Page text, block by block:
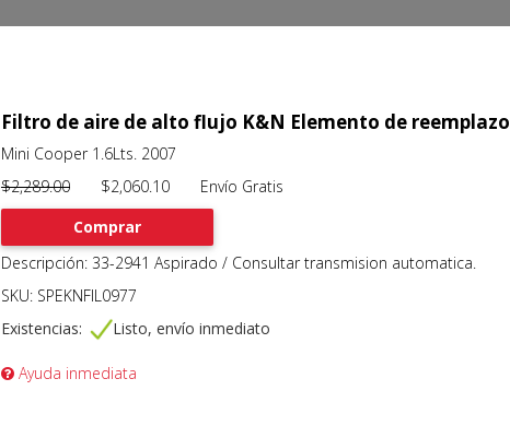
Filtro de aire de alto flujo K&N Elemento de reemplazo
Mini Cooper 1.6Lts. 2007
$2,289.00$2,060.10 Envío Gratis
Comprar
Descripción: 33-2941 Aspirado / Consultar transmision automatica.
SKU: SPEKNFIL0977
Existencias:
Listo, envío inmediato
Ayuda inmediata